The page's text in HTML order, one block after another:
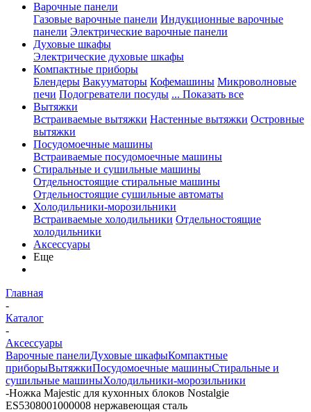
Варочные панели
Газовые варочные панели Индукционные варочные
панели Электрические варочные панели
Духовые шкафы
Электрические духовые шкафы
Компактные приборы
Блендеры Вакууматоры Кофемашины Микроволновые
печи Подогреватели посуды ... Показать все
Вытяжки
Встраиваемые вытяжки Настенные вытяжки Островные
вытяжки
Посудомоечные машины
Встраиваемые посудомоечные машины
Стиральные и сушильные машины
Отдельностоящие стиральные машины
Отдельностоящие сушильные автоматы
Холодильники-морозильники
Встраиваемые холодильники Отдельностоящие
холодильники
Аксессуары
Еще
Главная
-
Каталог
-
Аксессуары
Варочные панелиДуховые шкафыКомпактные
приборыВытяжкиПосудомоечные машиныСтиральные и
сушильные машиныХолодильники-морозильники
-Ножка Majestic для кухонных блоков Nostalgie
ES5308001000008 нержавеющая сталь